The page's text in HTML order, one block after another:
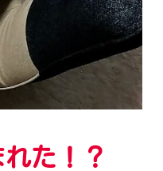
た！？